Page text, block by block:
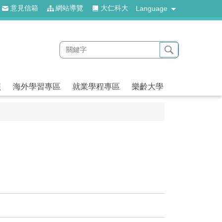
意見信箱 網站導覽 大仁科大 Language
海外學習專區 就業學程專區 樂齡大學